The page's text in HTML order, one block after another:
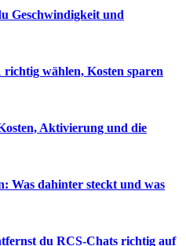
Geschwindigkeit und
wählen, Kosten sparen
Aktivierung und die
Was dahinter steckt und was
du RCS-Chats richtig auf